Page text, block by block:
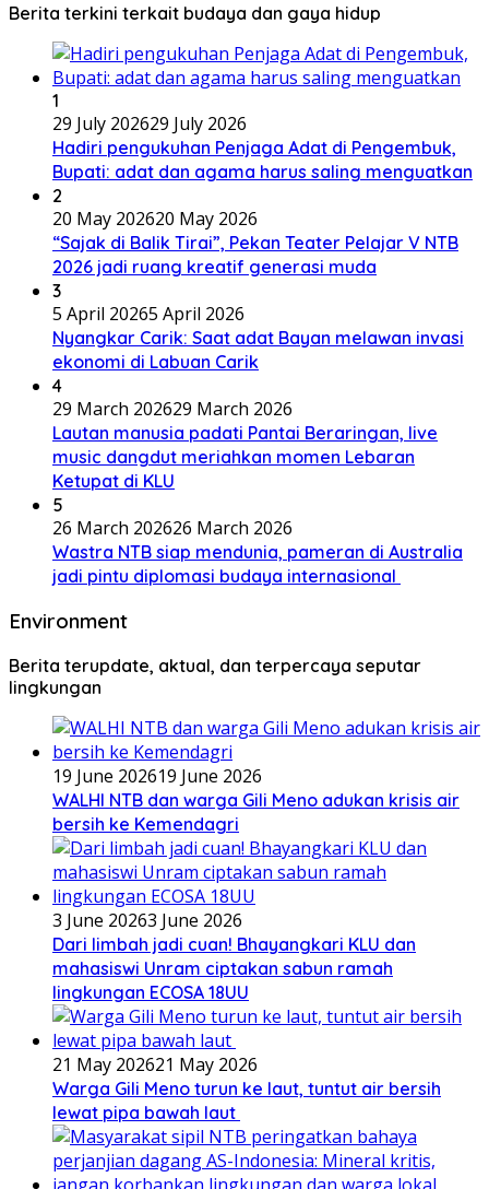
Berita terkini terkait budaya dan gaya hidup
1
29 July 202629 July 2026
Hadiri pengukuhan Penjaga Adat di Pengembuk,
Bupati: adat dan agama harus saling menguatkan
2
20 May 202620 May 2026
“Sajak di Balik Tirai”, Pekan Teater Pelajar V NTB
2026 jadi ruang kreatif generasi muda
3
5 April 20265 April 2026
Nyangkar Carik: Saat adat Bayan melawan invasi
ekonomi di Labuan Carik
4
29 March 202629 March 2026
Lautan manusia padati Pantai Beraringan, live
music dangdut meriahkan momen Lebaran
Ketupat di KLU
5
26 March 202626 March 2026
Wastra NTB siap mendunia, pameran di Australia
jadi pintu diplomasi budaya internasional
Environment
Berita terupdate, aktual, dan terpercaya seputar
lingkungan
19 June 202619 June 2026
WALHI NTB dan warga Gili Meno adukan krisis air
bersih ke Kemendagri
3 June 20263 June 2026
Dari limbah jadi cuan! Bhayangkari KLU dan
mahasiswi Unram ciptakan sabun ramah
lingkungan ECOSA 18UU
21 May 202621 May 2026
Warga Gili Meno turun ke laut, tuntut air bersih
lewat pipa bawah laut